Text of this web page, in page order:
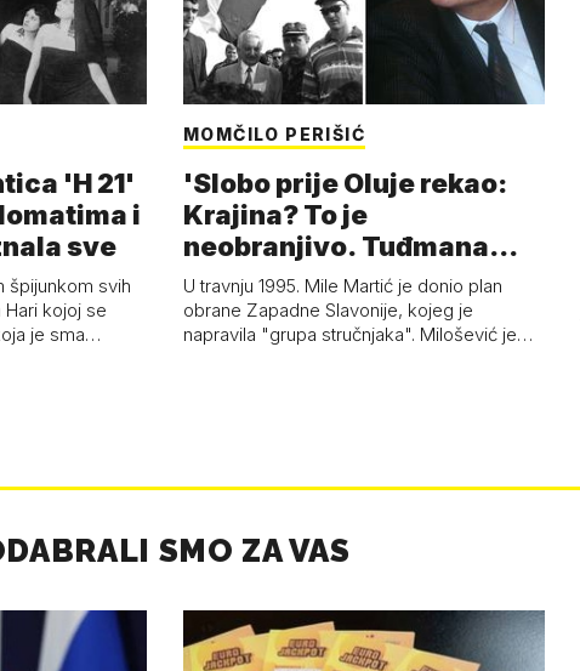
'H 21'
i
sve
špijunkom svih
kojoj se
je sma…
MOMČILO PERIŠIĆ
'Slobo prije Oluje rekao:
Krajina? To je
neobranjivo. Tuđmana
zvao Krivousti'
U travnju 1995. Mile Martić je donio plan
obrane Zapadne Slavonije, kojeg je
napravila "grupa stručnjaka". Milošević je…